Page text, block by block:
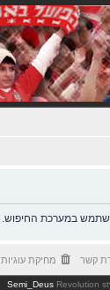
במערכת החיפוש.
מחיקת עוגיות קשר
Revolution
Semi_Deus